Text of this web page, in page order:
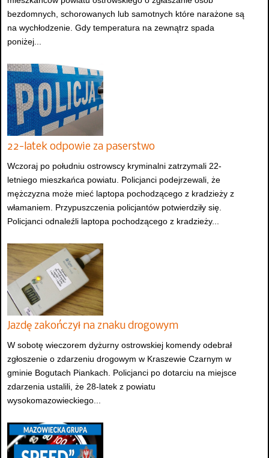
bezdomnych, schorowanych lub samotnych które narażone są
na wychłodzenie. Gdy temperatura na zewnątrz spada
poniżej...
22-latek odpowie za paserstwo
Wczoraj po południu ostrowscy kryminalni zatrzymali 22-
letniego mieszkańca powiatu. Policjanci podejrzewali, że
mężczyzna może mieć laptopa pochodzącego z kradzieży z
włamaniem. Przypuszczenia policjantów potwierdziły się.
Policjanci odnaleźli laptopa pochodzącego z kradzieży...
Jazdę zakończył na znaku drogowym
W sobotę wieczorem dyżurny ostrowskiej komendy odebrał
zgłoszenie o zdarzeniu drogowym w Kraszewie Czarnym w
gminie Bogutach Piankach. Policjanci po dotarciu na miejsce
zdarzenia ustalili, że 28-latek z powiatu
wysokomazowieckiego...